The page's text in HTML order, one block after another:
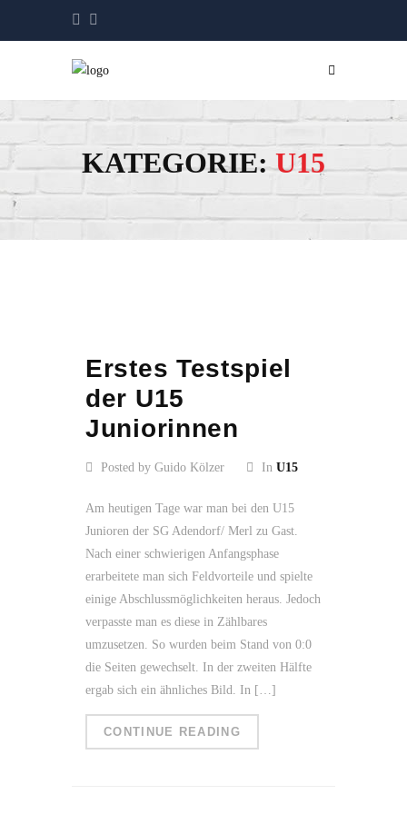
KATEGORIE:U15
Erstes Testspiel
der U15
Juniorinnen
Posted by Guido Kölzer In U15
Am heutigen Tage war man bei den U15
Junioren der SG Adendorf/ Merl zu Gast.
Nach einer schwierigen Anfangsphase
erarbeitete man sich Feldvorteile und spielte
einige Abschlussmöglichkeiten heraus. Jedoch
verpasste man es diese in Zählbares
umzusetzen. So wurden beim Stand von 0:0
die Seiten gewechselt. In der zweiten Hälfte
ergab sich ein ähnliches Bild. In […]
CONTINUE READING